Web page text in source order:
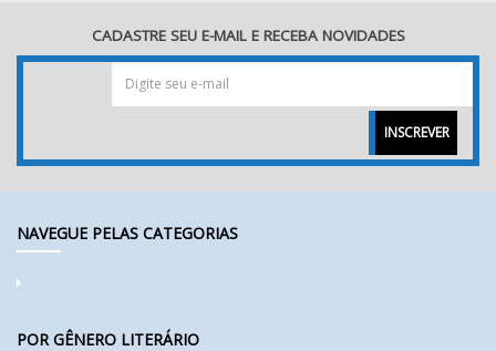
CADASTRE SEU E-MAIL E RECEBA NOVIDADES
INSCREVER
NAVEGUE PELAS CATEGORIAS
POR GÊNERO LITERÁRIO